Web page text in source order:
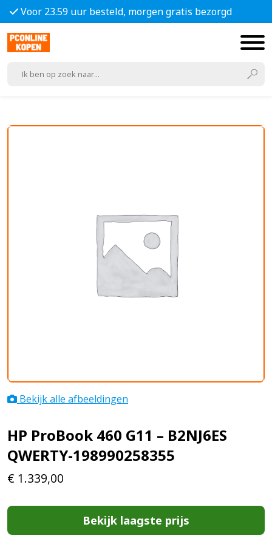
Voor 23.59 uur besteld, morgen gratis bezorgd
Bekijk alle afbeeldingen
HP ProBook 460 G11 – B2NJ6ES
QWERTY-198990258355
€ 1.339,00
Bekijk laagste prijs